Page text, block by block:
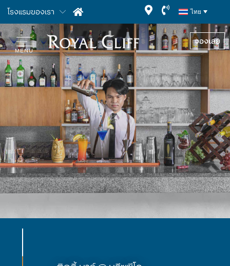
โรงแรมของเรา ไทย
จองเลย